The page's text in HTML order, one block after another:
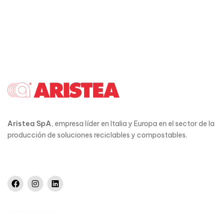
Aristea SpA, empresa líder en Italia y Europa en el sector de la
producción de soluciones reciclables y compostables.